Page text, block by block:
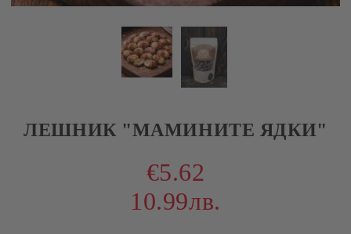
ЛЕШНИК "МАМИНИТЕ ЯДКИ"
€5.62
10.99лв.